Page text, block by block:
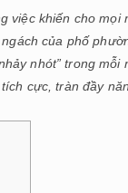
việc khiến cho mọi
của phố
nhót” trong
cực, tràn đầy